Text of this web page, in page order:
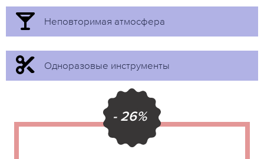
Неповторимая атмосфера
Одноразовые инструменты
- 26%